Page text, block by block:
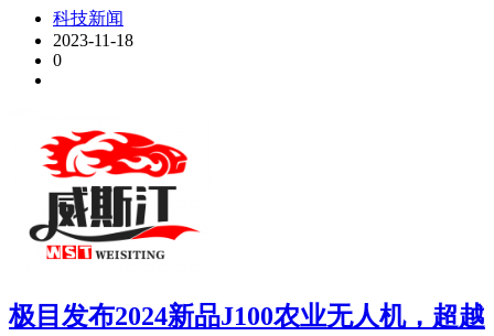
科技新闻
2023-11-18
0
极目发布2024新品J100农业无人机，超越